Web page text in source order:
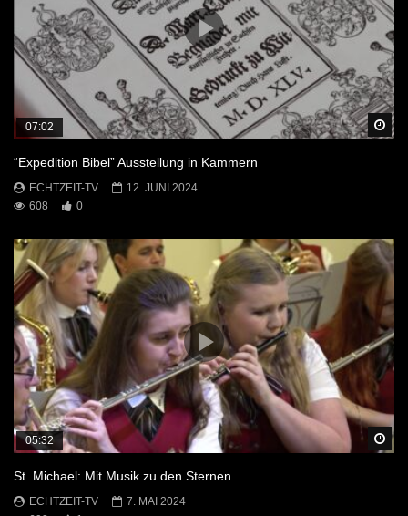
07:02
“Expedition Bibel” Ausstellung in Kammern
ECHTZEIT-TV
12. JUNI 2024
608
0
05:32
St. Michael: Mit Musik zu den Sternen
ECHTZEIT-TV
7. MAI 2024